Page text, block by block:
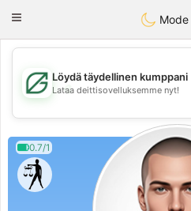
Gulf
Toggle
Mode
💖
💕
Löydä täydellinen kumppani
Lataa deittisovelluksemme nyt!
0.7/1